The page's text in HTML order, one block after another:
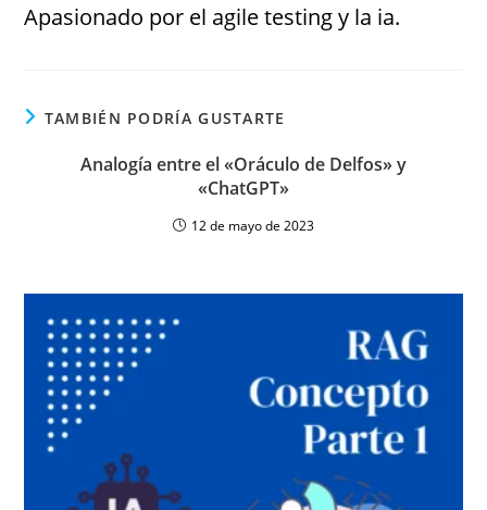
Apasionado por el agile testing y la ia.
TAMBIÉN PODRÍA GUSTARTE
Analogía entre el «Oráculo de Delfos» y
«ChatGPT»
12 de mayo de 2023